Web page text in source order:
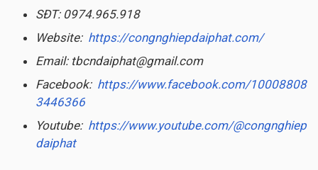
SĐT: 0974.965.918
Website: https://congnghiepdaiphat.com/
Email: tbcndaiphat@gmail.com
Facebook: https://www.facebook.com/10008808
3446366
Youtube: https://www.youtube.com/@congnghiep
daiphat